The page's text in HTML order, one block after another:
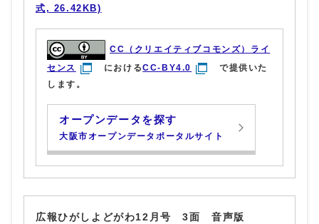
式, 26.42KB)
CC（クリエイティブコモンズ）ライ
センス
におけるCC-BY4.0
で提供いた
します。
オープンデータを探す
大阪市オープンデータポータルサイト
広報ひがしよどがわ12月号 3面 音声版